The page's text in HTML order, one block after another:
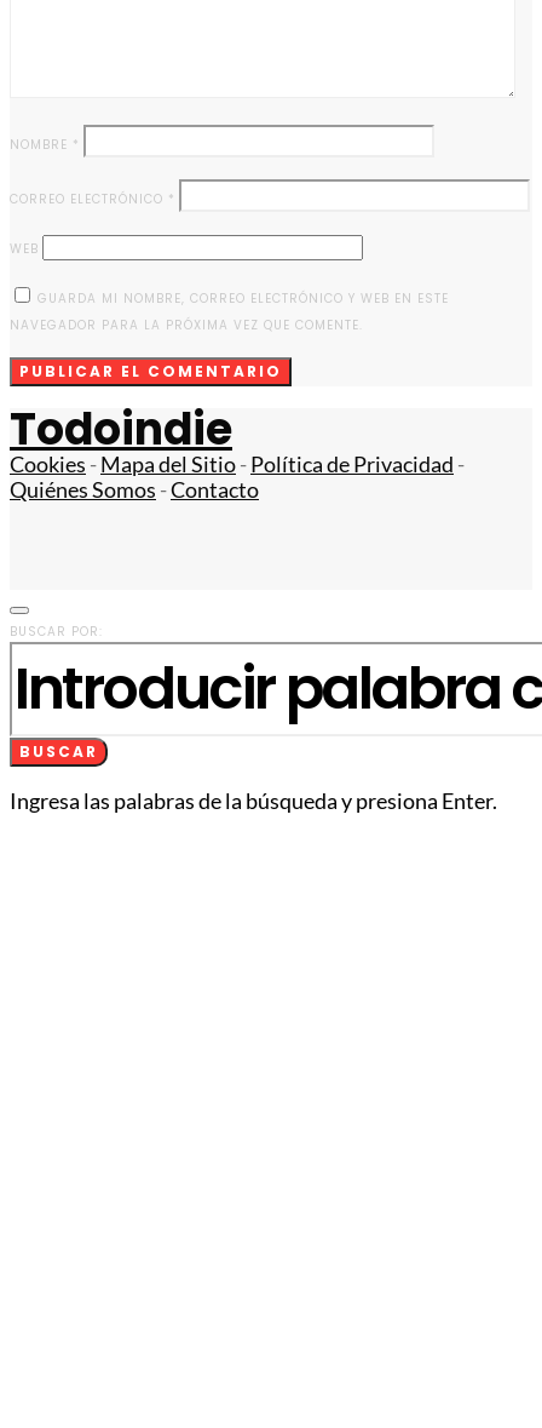
NOMBRE *
CORREO ELECTRÓNICO *
WEB
GUARDA MI NOMBRE, CORREO ELECTRÓNICO Y WEB EN ESTE
NAVEGADOR PARA LA PRÓXIMA VEZ QUE COMENTE.
Todoindie
Cookies -Mapa del Sitio-Política de Privacidad -
Quiénes Somos -Contacto
BUSCAR POR:
BUSCAR
Ingresa las palabras de la búsqueda y presiona Enter.